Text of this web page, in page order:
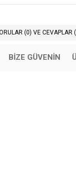
(0) VE CEVAPLAR
BIZE GÜVENIN